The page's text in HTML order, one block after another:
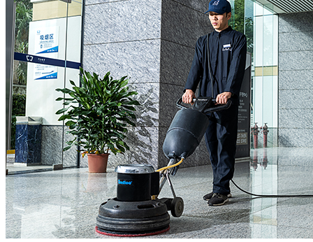
灵活敏捷的响应速度，严谨精细的业务技能，敬
业高效的服务意识
是随时在您身边的可靠伙伴
机关事业单位
协助校方办校理念的实施，教学活动的开展
全力营造校园舒心环境及师生和睦氛围，让老师
宽心、家长安心、学生倍感温馨
教育院校